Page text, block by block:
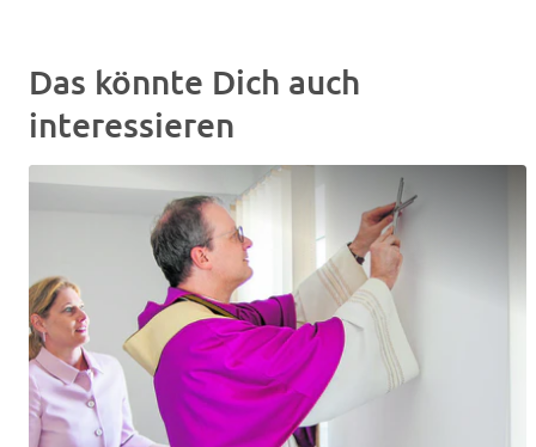
Das könnte Dich auch
interessieren